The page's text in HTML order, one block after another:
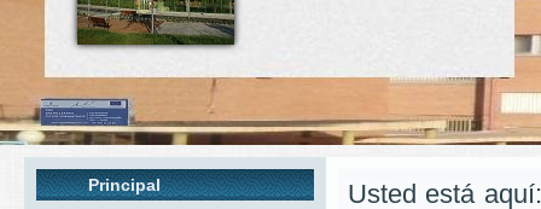
Principal
Usted está